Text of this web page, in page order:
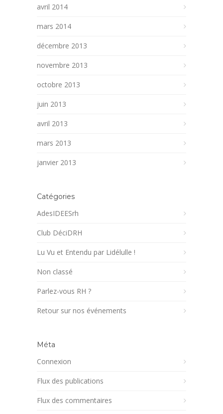
avril 2014
mars 2014
décembre 2013
novembre 2013
octobre 2013
juin 2013
avril 2013
mars 2013
janvier 2013
Catégories
AdesIDEESrh
Club DéciDRH
Lu Vu et Entendu par Lidélulle !
Non classé
Parlez-vous RH ?
Retour sur nos événements
Méta
Connexion
Flux des publications
Flux des commentaires